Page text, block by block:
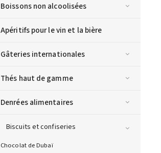
Boissons non alcoolisées
Apéritifs pour le vin et la bière
Gâteries internationales
Thés haut de gamme
Denrées alimentaires
Biscuits et confiseries
Chocolat de Dubaï